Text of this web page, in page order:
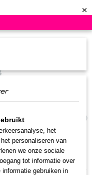
×
(0)
>
Felicitatie
het
personaliseren van
we onze sociale
tot informatie over
gebruiken in